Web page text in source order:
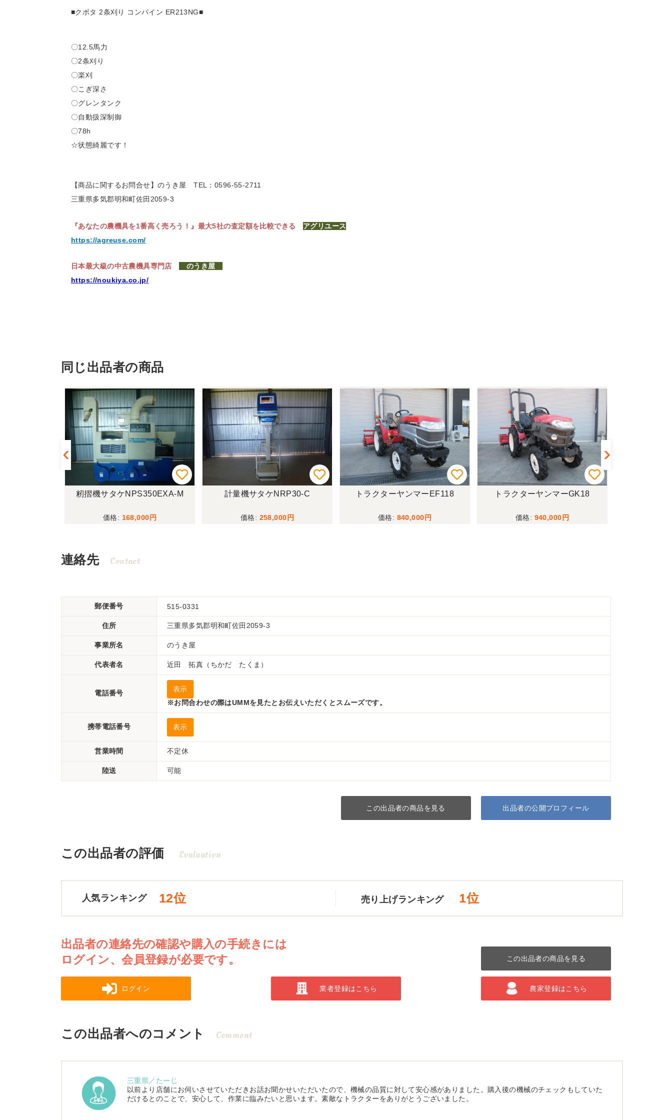
■クボタ 2条刈り コンバイン ER213NG■
〇12.5馬力
〇2条刈り
〇楽刈
〇こぎ深さ
〇グレンタンク
〇自動扱深制御
〇78h
☆状態綺麗です！
【商品に関するお問合せ】のうき屋TEL：0596-55-2711
三重県多気郡明和町佐田2059-3
『あなたの農機具を1番高く売ろう！』 最大5社の査定額を比較できる アグリユース
https://agreuse.com/
日本最大級の中古農機具専門店
のうき屋
https://noukiya.co.jp/
同じ出品者の商品
籾摺機サタケNPS350EXA-M
168,000
計量機サタケNRP30-C
258,000
トラクターヤンマーEF118
840,000
トラクターヤンマーGK18
940,000
連絡先 Contact
郵便番号 515-0331
住所 三重県多気郡明和町佐田2059-3
事業所名 のうき屋
代表者名 近田 拓真（ちかだ たくま）
電話番号
表示
※お問合わせの際はUMMを見たとお伝えいただくとスムーズです。
携帯電話番号 表示
営業時間 不定休
陸送 可能
この出品者の商品を見る 出品者の公開プロフィール
この出品者の評価 Evaluation
人気ランキング 12位 売り上げランキング 1位
出品者の連絡先の確認や購入の手続きには
ログイン、会員登録が必要です。
この出品者の商品を見る
ログイン 業者登録はこちら 農家登録はこちら
この出品者へのコメント Comment
三重県／たーじ
以前より店舗にお伺いさせていただきお話お聞かせいただいたので、機械の品質に対して安心感がありました。購入後の機械のチェックもしていた
だけるとのことで、安心して、作業に臨みたいと思います。素敵なトラクターをありがとうございました。